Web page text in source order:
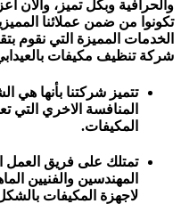
والحرافية وبكل تميز، والآن
تكونوا من ضمن عملائنا
الخدمات المميزة التي نقوم
شركة تنظيف مكيفات
تتميز شركتنا بأنها هي
المنافسة الاخري
المكيفات.
تمتلك على فريق العمل
المهندسین والفنیین
لاجهزة المكيفات